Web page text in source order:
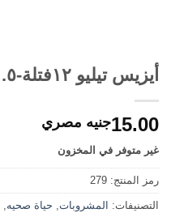
أيزيس تيليو ١٢فتلة-١.٥جرام-٣ عبوات
15.00جنيه مصري
غير متوفر في المخزون
رمز المنتج: 279
التصنيفات: المشروبات حياة صحيه